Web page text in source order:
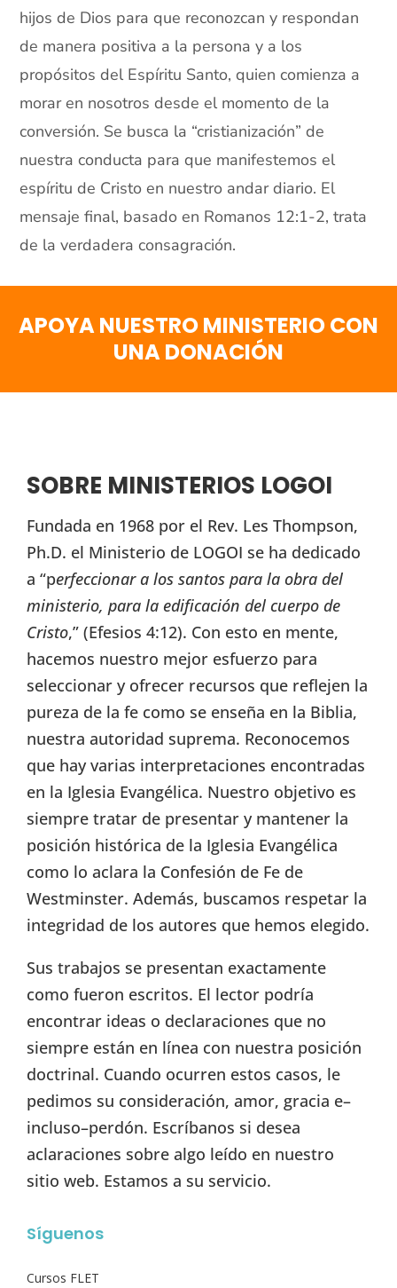
hijos de Dios para que reconozcan y respondan
de manera positiva a la persona y a los
propósitos del Espíritu Santo, quien comienza a
morar en nosotros desde el momento de la
conversión. Se busca la “cristianización” de
nuestra conducta para que manifestemos el
espíritu de Cristo en nuestro andar diario. El
mensaje final, basado en Romanos 12:1-2, trata
de la verdadera consagración.
APOYA NUESTRO MINISTERIO CON
UNA DONACIÓN
SOBRE MINISTERIOS LOGOI
Fundada en 1968 por el Rev. Les Thompson,
Ph.D. el Ministerio de LOGOI se ha dedicado
a “perfeccionar a los santos para la obra del
ministerio, para la edificación del cuerpo de
Cristo,” (Efesios 4:12). Con esto en mente,
hacemos nuestro mejor esfuerzo para
seleccionar y ofrecer recursos que reflejen la
pureza de la fe como se enseña en la Biblia,
nuestra autoridad suprema. Reconocemos
que hay varias interpretaciones encontradas
en la Iglesia Evangélica. Nuestro objetivo es
siempre tratar de presentar y mantener la
posición histórica de la Iglesia Evangélica
como lo aclara la Confesión de Fe de
Westminster. Además, buscamos respetar la
integridad de los autores que hemos elegido.
Sus trabajos se presentan exactamente
como fueron escritos. El lector podría
encontrar ideas o declaraciones que no
siempre están en línea con nuestra posición
doctrinal. Cuando ocurren estos casos, le
pedimos su consideración, amor, gracia e–
incluso–perdón. Escríbanos si desea
aclaraciones sobre algo leído en nuestro
sitio web. Estamos a su servicio.
Síguenos
Cursos FLET